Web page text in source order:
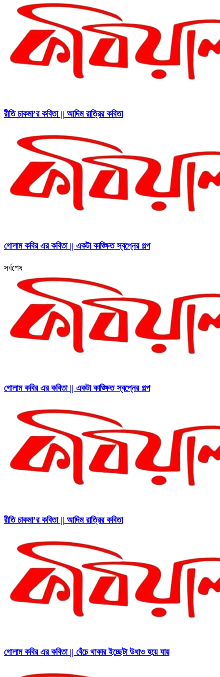
রীতি চাকমা’র কবিতা || আদিম রাত্রির কবিতা
গোলাম কবির এর কবিতা || একটা কাঙ্ক্ষিত স্বপ্নের গল্প
সর্বশেষ
গোলাম কবির এর কবিতা || একটা কাঙ্ক্ষিত স্বপ্নের গল্প
রীতি চাকমা’র কবিতা || আদিম রাত্রির কবিতা
গোলাম কবির এর কবিতা || বেঁচে থাকার ইচ্ছেটা উধাও হয়ে যায়